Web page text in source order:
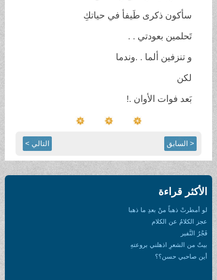
سأكون ذكرى طَيفأ في حياتكِ
تَحلمين بعودتي . .
تنزفين ألما . .وندما
لكن
بَعد فوات الأوان !.
< السابق التالي >
الأكثر قراءة
لو أمطرتْ ذهباً منْ بعدِ ما ذهبا
عجز الكلامُ عن الكلام
فَجْرُ النَّفير
بيتٌ من الشعرِ اذهلني بروعتهِ
أين صاحبي حسن؟؟